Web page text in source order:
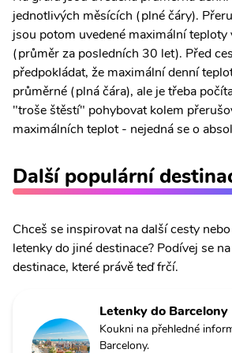
jednotlivých měsících (plné čáry).
jsou potom uvedené maximální teploty
(průměr za posledních 30 let). Před
předpokládat, že maximální denní
průměrné (plná čára), ale je třeba
"troše štěstí" pohybovat kolem
maximálních teplot - nejedná se o
Další populární
Chceš se inspirovat na další cesty
letenky do jiné destinace? Podívej se
destinace, které právě teď frčí.
Letenky do Barcelony
Koukni na přehledné
Barcelony.